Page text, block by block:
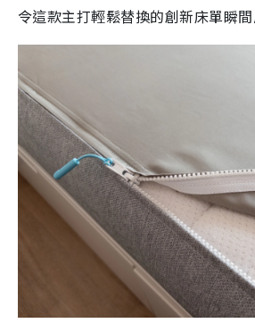
令這款主打輕鬆替換的創新床單瞬